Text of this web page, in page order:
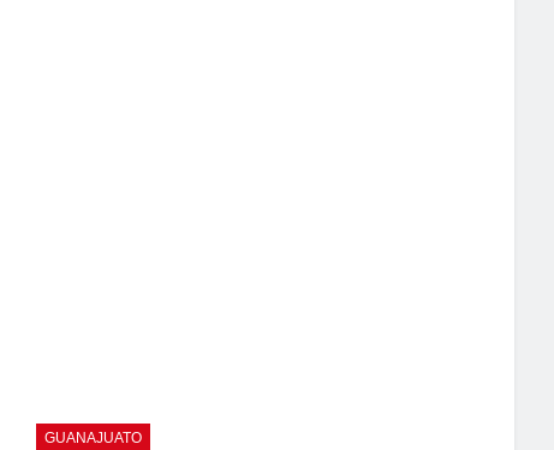
GUANAJUATO